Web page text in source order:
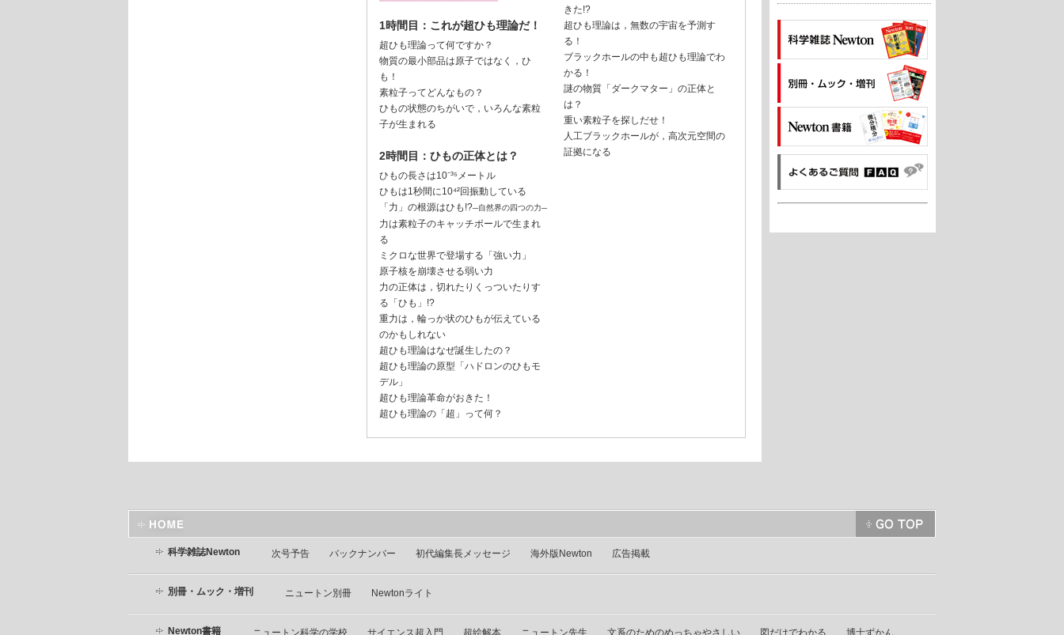
1時間目：これが超ひも理論だ！
超ひも理論って何ですか？
物質の最小部品は原子ではなく，ひ
も！
素粒子ってどんなもの？
ひもの状態のちがいで，いろんな素粒
子が生まれる
2時間目：ひもの正体とは？
ひもの長さは10⁻³⁵メートル
ひもは1秒間に10⁴²回振動している
「力」の根源はひも!?─自然界の四つの力─
力は素粒子のキャッチボールで生まれ
る
ミクロな世界で登場する「強い力」
原子核を崩壊させる弱い力
力の正体は，切れたりくっついたりす
る「ひも」!?
重力は，輪っか状のひもが伝えている
のかもしれない
超ひも理論はなぜ誕生したの？
超ひも理論の原型「ハドロンのひもモ
デル」
超ひも理論革命がおきた！
超ひも理論の「超」って何？
きた!?
超ひも理論は，無数の宇宙を予測す
る！
ブラックホールの中も超ひも理論でわ
かる！
謎の物質「ダークマター」の正体と
は？
重い素粒子を探しだせ！
人工ブラックホールが，高次元空間の
証拠になる
科学雑誌Newton 次号予告 バックナンバー 初代編集長メッセージ 海外版Newton 広告掲載
別冊・ムック・増刊 ニュートン別冊 Newtonライト
Newton書籍 ニュートン科学の学校 サイエンス超入門 超絵解本 ニュートン先生 文系のためのめっちゃやさしい 図だけでわかる 博士ずかん